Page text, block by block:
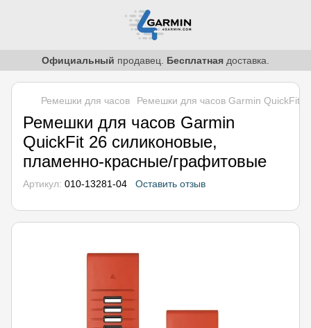
Официальный продавец. Бесплатная доставка.
Ремешки для часов Ремешки для часов Garmin QuickFit
Ремешки для часов Garmin
QuickFit 26 силиконовые,
пламенно-красные/графитовые
Артикул: 010-13281-04 Оставить отзыв